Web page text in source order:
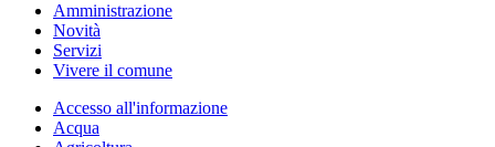
Amministrazione
Novità
Servizi
Vivere il comune
Accesso all'informazione
Acqua